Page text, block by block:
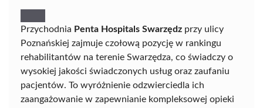
Przychodnia Penta Hospitals Swarzędz przy ulicy
Poznańskiej zajmuje czołową pozycję w rankingu
rehabilitantów na terenie Swarzędza, co świadczy o
wysokiej jakości świadczonych usług oraz zaufaniu
pacjentów. To wyróżnienie odzwierciedla ich
zaangażowanie w zapewnianie kompleksowej opieki